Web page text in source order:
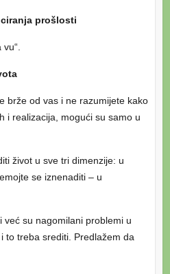
prošlosti
brže od vas i ne razumijete kako
i realizacija, mogući su samo u
život u sve tri dimenzije: u
se iznenaditi – u
već su nagomilani problemi u
to treba srediti. Predlažem da